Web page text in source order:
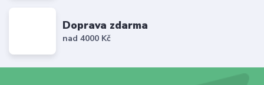
Doprava zdarma
nad 4000 Kč